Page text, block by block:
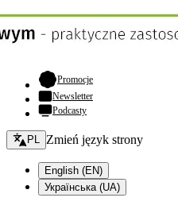
Promocje- otwiera się w nowej
Newsletter
Podcasty
Zmień język - bieżący:
PL Zmień język strony
English (EN)
Українська (UA)